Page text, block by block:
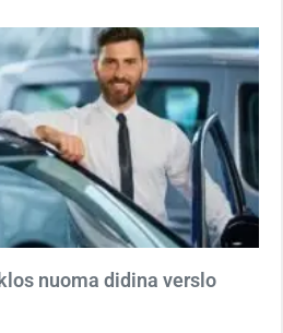
nuoma didina verslo